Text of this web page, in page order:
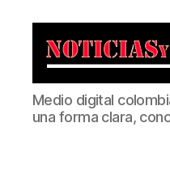
Noticias
y
Respuestas
Medio digital
una forma clara,